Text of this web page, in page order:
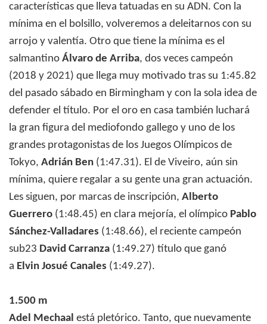
características que lleva tatuadas en su ADN. Con la
mínima en el bolsillo, volveremos a deleitarnos con su
arrojo y valentía. Otro que tiene la mínima es el
salmantino Álvaro de Arriba, dos veces campeón
(2018 y 2021) que llega muy motivado tras su 1:45.82
del pasado sábado en Birmingham y con la sola idea de
defender el título. Por el oro en casa también luchará
la gran figura del mediofondo gallego y uno de los
grandes protagonistas de los Juegos Olímpicos de
Tokyo, Adrián Ben (1:47.31). El de Viveiro, aún sin
mínima, quiere regalar a su gente una gran actuación.
Les siguen, por marcas de inscripción, Alberto
Guerrero (1:48.45) en clara mejoría, el olímpico Pablo
Sánchez-Valladares (1:48.66), el reciente campeón
sub23 David Carranza (1:49.27) título que ganó
a Elvin Josué Canales (1:49.27).
1.500 m
Adel Mechaal está pletórico. Tanto, que nuevamente